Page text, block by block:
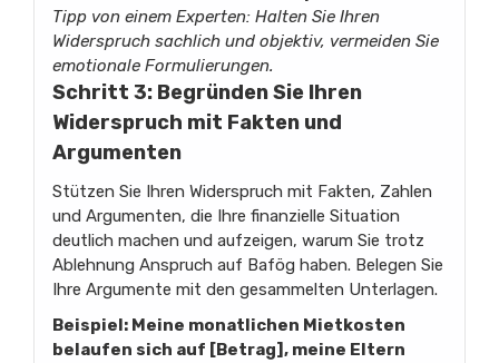
Tipp von einem Experten: Halten Sie Ihren
Widerspruch sachlich und objektiv, vermeiden Sie
emotionale Formulierungen.
Schritt 3: Begründen Sie Ihren
Widerspruch mit Fakten und
Argumenten
Stützen Sie Ihren Widerspruch mit Fakten, Zahlen
und Argumenten, die Ihre finanzielle Situation
deutlich machen und aufzeigen, warum Sie trotz
Ablehnung Anspruch auf Bafög haben. Belegen Sie
Ihre Argumente mit den gesammelten Unterlagen.
Beispiel: Meine monatlichen Mietkosten
belaufen sich auf [Betrag], meine Eltern